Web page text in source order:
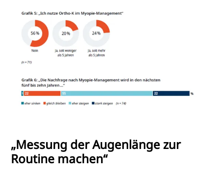
„Messung der Augenlänge zur
Routine machen“